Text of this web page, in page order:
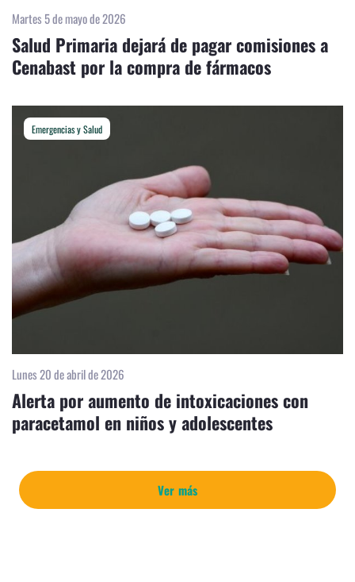
Ver más
Martes 5 de mayo de 2026
Salud Primaria dejará de pagar comisiones a
Cenabast por la compra de fármacos
Emergencias y Salud
Lunes 20 de abril de 2026
Alerta por aumento de intoxicaciones con
paracetamol en niños y adolescentes